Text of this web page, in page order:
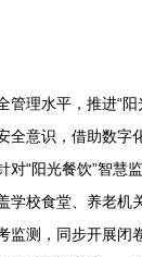
管理水平，推进“
全意识，借助数字
对“阳光餐饮”智
学校食堂、养老
监测，同步开展